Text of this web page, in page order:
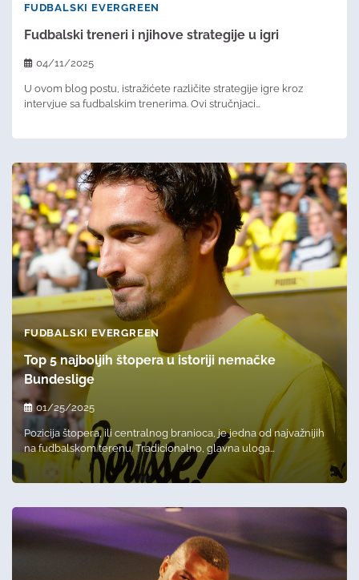
FUDBALSKI EVERGREEN
Fudbalski treneri i njihove strategije u igri​
04/11/2025
U ovom blog postu, istražićete različite strategije igre kroz
intervjue sa fudbalskim trenerima. Ovi stručnjaci…
FUDBALSKI EVERGREEN
Top 5 najboljih štopera u istoriji nemačke
Bundeslige
01/25/2025
Pozicija štopera, ili centralnog branioca, je jedna od najvažnijih
na fudbalskom terenu. Tradicionalno, glavna uloga…